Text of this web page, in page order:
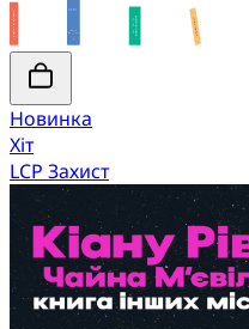
Новинка
Хіт
LCP Захист